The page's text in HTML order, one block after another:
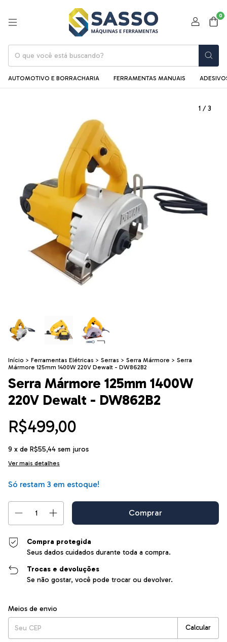
0
AUTOMOTIVO E BORRACHARIA FERRAMENTAS MANUAIS
1 /3
Início > Ferramentas Elétricas > Serras > Serra Mármore > Serra
Mármore 125mm 1400W 220V Dewalt - DW862B2
Serra Mármore 125mm 1400W
220V Dewalt - DW862B2
R$499,00
9 x de R$55,44 sem juros
Ver mais detalhes
Só restam 3 em estoque!
Compra protegida
Seus dados cuidados durante toda a compra.
Trocas e devoluções
Se não gostar, você pode trocar ou devolver.
Entregas para o CEP:
Meios de envio
Calcular